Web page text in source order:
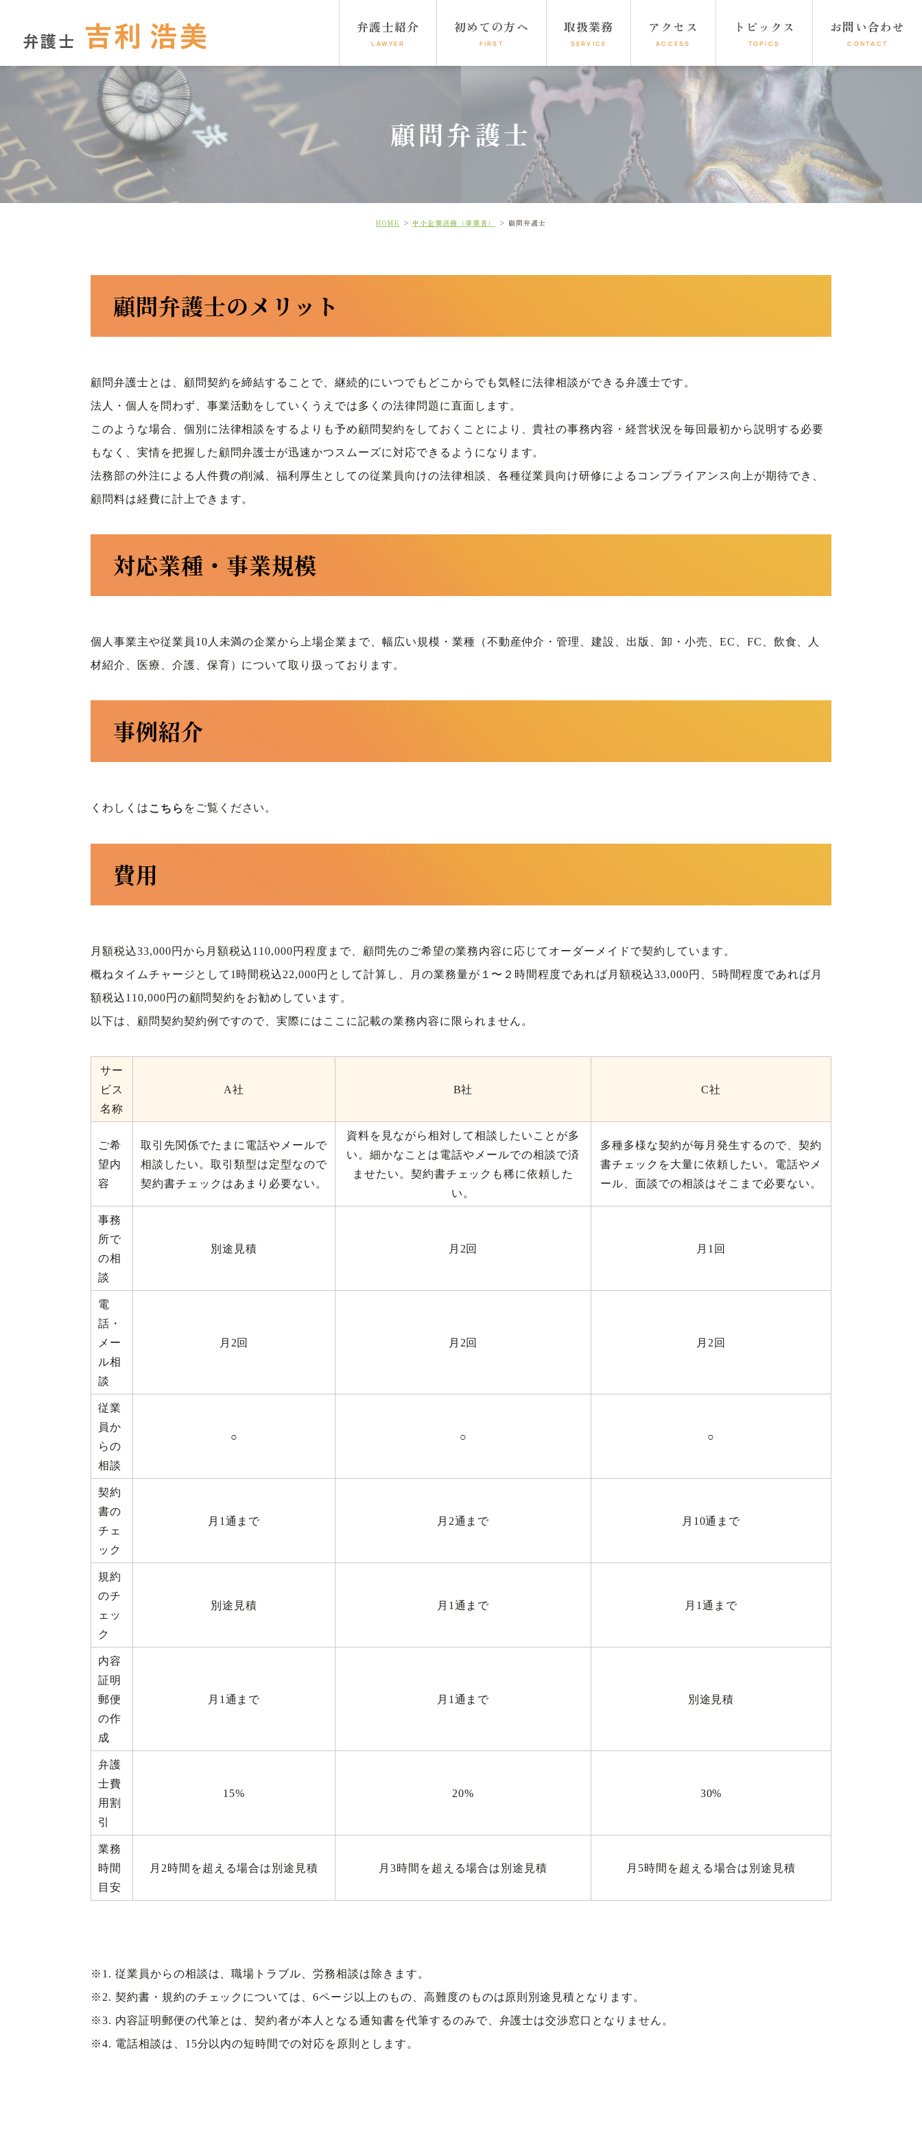
弁護士紹介
LAWYER
初めての方へ
FIRST
取扱業務
SERVICE
アクセス
ACCESS
トピックス
TOPICS
お問い合わせ
CONTACT
顧問弁護士
HOME 中小企業法務（事業者） 顧問弁護士
顧問弁護士のメリット
顧問弁護士とは、顧問契約を締結することで、継続的にいつでもどこからでも気軽に法律相談ができる弁護士です。
法人・個人を問わず、事業活動をしていくうえでは多くの法律問題に直面します。
このような場合、個別に法律相談をするよりも予め顧問契約をしておくことにより、貴社の事務内容・経営状況を毎回最初から説明する必要
もなく、実情を把握した顧問弁護士が迅速かつスムーズに対応できるようになります。
法務部の外注による人件費の削減、福利厚生としての従業員向けの法律相談、各種従業員向け研修によるコンプライアンス向上が期待でき、
顧問料は経費に計上できます。
対応業種・事業規模
個人事業主や従業員10人未満の企業から上場企業まで、幅広い規模・業種（不動産仲介・管理、建設、出版、卸・小売、EC、FC、飲食、人
材紹介、医療、介護、保育）について取り扱っております。
事例紹介
くわしくは こちら をご覧ください。
費用
月額税込33,000円から月額税込110,000円程度まで、顧問先のご希望の業務内容に応じてオーダーメイドで契約しています。
概ねタイムチャージとして1時間税込22,000円として計算し、月の業務量が１〜２時間程度であれば月額税込33,000円、5時間程度であれば月
額税込110,000円の顧問契約をお勧めしています。
以下は、顧問契約契約例ですので、実際にはここに記載の業務内容に限られません。
サー
ビス
名称
A社 B社 C社
ご希
望内
容
取引先関係でたまに電話やメールで
相談したい。取引類型は定型なので
契約書チェックはあまり必要ない。
資料を見ながら相対して相談したいことが多
い。細かなことは電話やメールでの相談で済
ませたい。契約書チェックも稀に依頼した
い。
多種多様な契約が毎月発生するので、契約
書チェックを大量に依頼したい。電話やメ
ール、面談での相談はそこまで必要ない。
事務
所で
の相
談
別途見積 月2回 月1回
電
話・
メー
ル相
談
月2回 月2回 月2回
従業
員か
らの
相談
○ ○ ○
契約
書の
チェ
ック
月1通まで 月2通まで 月10通まで
規約
のチ
ェッ
ク
別途見積 月1通まで 月1通まで
内容
証明
郵便
の作
成
月1通まで 月1通まで 別途見積
弁護
士費
用割
引
15% 20% 30%
業務
時間
目安
月2時間を超える場合は別途見積 月3時間を超える場合は別途見積 月5時間を超える場合は別途見積
※1. 従業員からの相談は、職場トラブル、労務相談は除きます。
※2. 契約書・規約のチェックについては、6ページ以上のもの、高難度のものは原則別途見積となります。
※3. 内容証明郵便の代筆とは、契約者が本人となる通知書を代筆するのみで、弁護士は交渉窓口となりません。
※4. 電話相談は、15分以内の短時間での対応を原則とします。